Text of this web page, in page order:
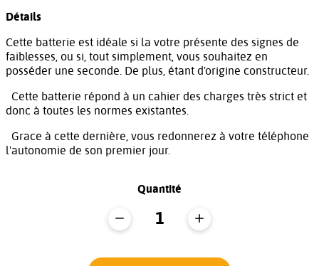
Détails
Cette batterie est idéale si la votre présente des signes de
faiblesses, ou si, tout simplement, vous souhaitez en
posséder une seconde. De plus, étant d'origine constructeur.
Cette batterie répond à un cahier des charges très strict et
donc à toutes les normes existantes.
Grace à cette dernière, vous redonnerez à votre téléphone
l'autonomie de son premier jour.
Quantité